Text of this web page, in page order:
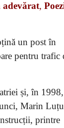
adevărat,
un post în
pentru trafic
și, în
Marin
printre